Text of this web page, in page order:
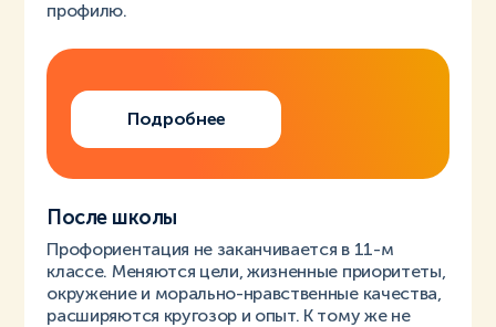
профилю.
Подробнее
После школы
Профориентация не заканчивается в 11-м
классе. Меняются цели, жизненные приоритеты,
окружение и морально-нравственные качества,
расширяются кругозор и опыт. К тому же не